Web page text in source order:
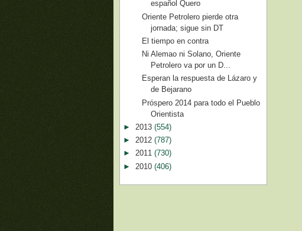
español Quero
Oriente Petrolero pierde otra
jornada; sigue sin DT
El tiempo en contra
Ni Alemao ni Solano, Oriente
Petrolero va por un D...
Esperan la respuesta de Lázaro y
de Bejarano
Próspero 2014 para todo el Pueblo
Orientista
► 2013 (554)
► 2012 (787)
► 2011 (730)
► 2010 (406)